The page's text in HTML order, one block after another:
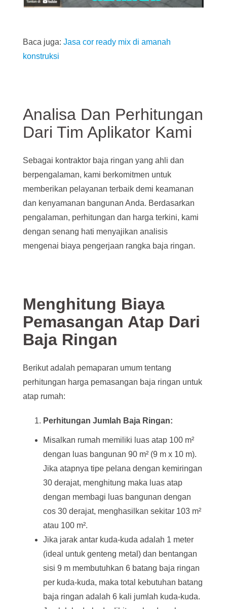
Baca juga: Jasa cor ready mix di amanah
konstruksi
Analisa Dan Perhitungan
Dari Tim Aplikator Kami
Sebagai kontraktor baja ringan yang ahli dan
berpengalaman, kami berkomitmen untuk
memberikan pelayanan terbaik demi keamanan
dan kenyamanan bangunan Anda. Berdasarkan
pengalaman, perhitungan dan harga terkini, kami
dengan senang hati menyajikan analisis
mengenai biaya pengerjaan rangka baja ringan.
Menghitung Biaya
Pemasangan Atap Dari
Baja Ringan
Berikut adalah pemaparan umum tentang
perhitungan harga pemasangan baja ringan untuk
atap rumah:
Perhitungan Jumlah Baja Ringan:
Misalkan rumah memiliki luas atap 100 m²
dengan luas bangunan 90 m² (9 m x 10 m).
Jika atapnya tipe pelana dengan kemiringan
30 derajat, menghitung maka luas atap
dengan membagi luas bangunan dengan
cos 30 derajat, menghasilkan sekitar 103 m²
atau 100 m².
Jika jarak antar kuda-kuda adalah 1 meter
(ideal untuk genteng metal) dan bentangan
sisi 9 m membutuhkan 6 batang baja ringan
per kuda-kuda, maka total kebutuhan batang
baja ringan adalah 6 kali jumlah kuda-kuda.